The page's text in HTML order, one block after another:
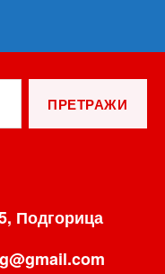
Подгорица